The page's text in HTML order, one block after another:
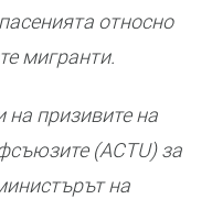
относно
мигранти.
на призивите на
(ACTU) за
на